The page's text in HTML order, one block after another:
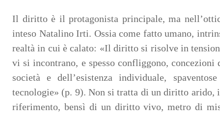
Il diritto è il protagonista principale, ma
inteso Natalino Irti. Ossia come fatto umano,
realtà in cui è calato: «Il diritto si risolve in
vi si incontrano, e spesso confliggono, concezioni
società e dell’esistenza individuale,
tecnologie» (p. 9). Non si tratta di un diritto arido,
riferimento, bensì di un diritto vivo, metro di